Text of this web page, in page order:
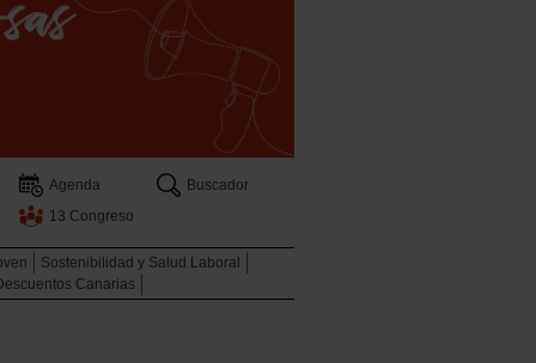
Agenda
Buscador
13 Congreso
Sostenibilidad y Salud Laboral
Canarias